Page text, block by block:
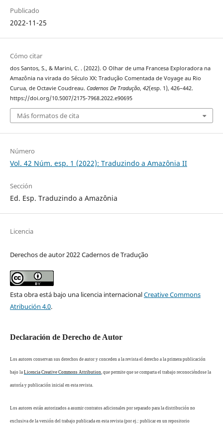
Publicado
2022-11-25
Cómo citar
dos Santos, S., & Marini, C. . (2022). O Olhar de uma Francesa Exploradora na
Amazônia na virada do Século XX: Tradução Comentada de Voyage au Rio
Curua, de Octavie Coudreau. Cadernos De Tradução, 42(esp. 1), 426–442.
https://doi.org/10.5007/2175-7968.2022.e90695
Más formatos de cita
Número
Vol. 42 Núm. esp. 1 (2022): Traduzindo a Amazônia II
Sección
Ed. Esp. Traduzindo a Amazônia
Licencia
Derechos de autor 2022 Cadernos de Tradução
Esta obra está bajo una licencia internacionalCreative Commons
Atribución 4.0.
Declaración de Derecho de Autor
Los autores conservan sus derechos de autor y conceden a la revista el derecho a la primera publicación
bajo la Licencia Creative Commons Attribution, que permite que se comparta el trabajo reconociéndose la
autoría y publicación inicial en esta revista.
Los autores están autorizados a asumir contratos adicionales por separado para la distribución no
exclusiva de la versión del trabajo publicada en esta revista (por ej.: publicar en un repositorio